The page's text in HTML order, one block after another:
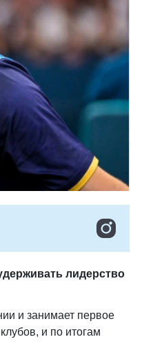
лидерство
и занимает первое
и по итогам